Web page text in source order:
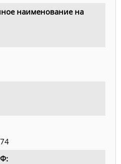
наименование на